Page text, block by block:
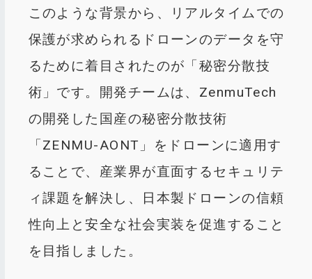
このような背景から、リアルタイムでの
保護が求められるドローンのデータを守
るために着目されたのが「秘密分散技
術」です。開発チームは、ZenmuTech
の開発した国産の秘密分散技術
「ZENMU-AONT」をドローンに適用す
ることで、産業界が直面するセキュリテ
ィ課題を解決し、日本製ドローンの信頼
性向上と安全な社会実装を促進すること
を目指しました。